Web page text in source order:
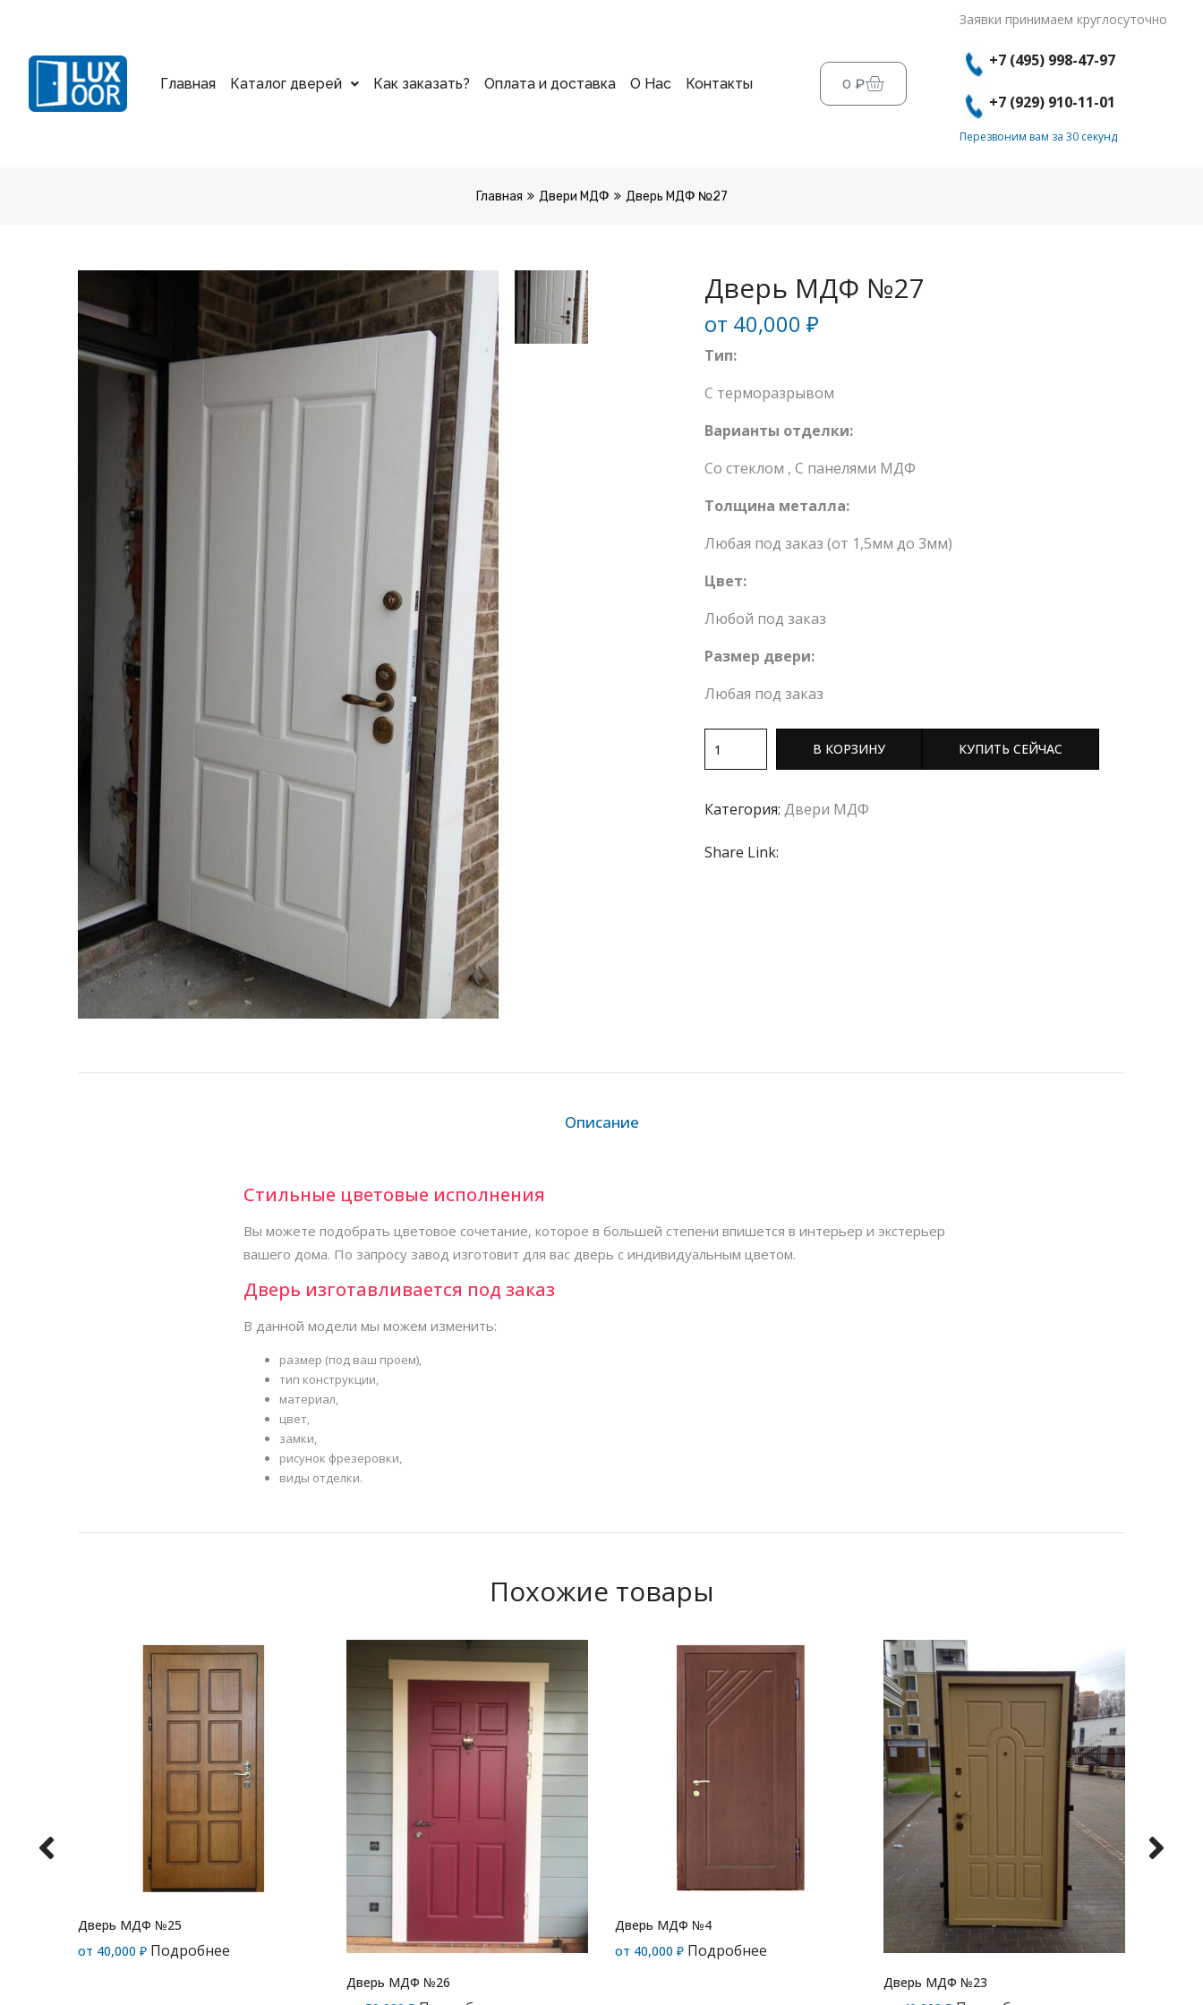
Главная Каталог дверей Как заказать? Оплата и доставка О Нас Контакты 0 ₽
Заявки принимаем круглосуточно
+7 (495) 998-47-97
+7 (929) 910-11-01
Перезвоним вам за 30 секунд
Главная Двери МДФ Дверь МДФ №27
Дверь МДФ №27
от 40,000 ₽
Тип:
С терморазрывом
Варианты отделки:
Со стеклом , С панелями МДФ
Толщина металла:
Любая под заказ (от 1,5мм до 3мм)
Цвет:
Любой под заказ
Размер двери:
Любая под заказ
В КОРЗИНУ КУПИТЬ СЕЙЧАС
Категория: Двери МДФ
Share Link:
Описание
Стильные цветовые исполнения
Вы можете подобрать цветовое сочетание, которое в большей степени впишется в интерьер и экстерьер
вашего дома. По запросу завод изготовит для вас дверь с индивидуальным цветом.
Дверь изготавливается под заказ
В данной модели мы можем изменить:
размер (под ваш проем),
тип конструкции,
материал,
цвет,
замки,
рисунок фрезеровки,
виды отделки.
Похожие товары
Дверь МДФ №25
от 40,000 ₽ Подробнее
Дверь МДФ №26
Дверь МДФ №4
от 40,000 ₽ Подробнее
Дверь МДФ №23